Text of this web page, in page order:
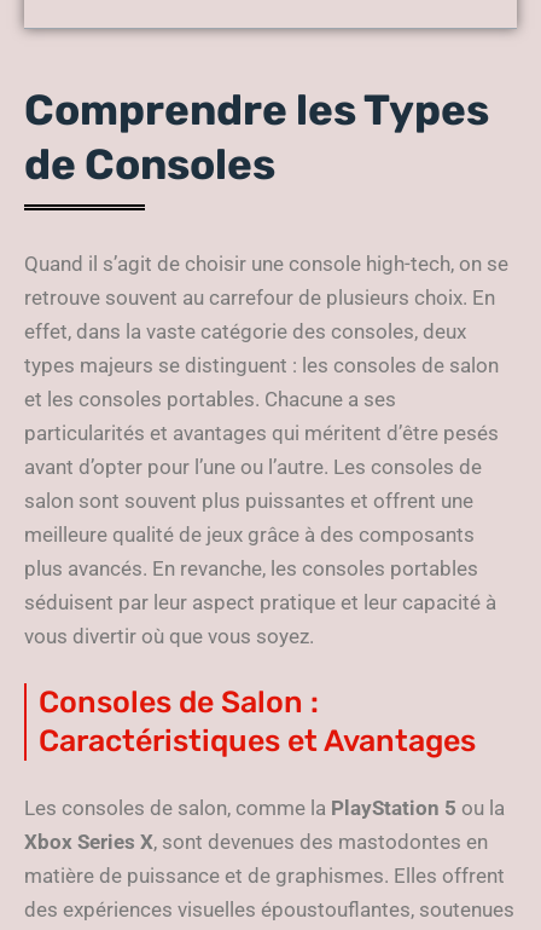
dénicher la perle rare
Comprendre les Types
de Consoles
Quand il s’agit de choisir une console high-tech, on se
retrouve souvent au carrefour de plusieurs choix. En
effet, dans la vaste catégorie des consoles, deux
types majeurs se distinguent : les consoles de salon
et les consoles portables. Chacune a ses
particularités et avantages qui méritent d’être pesés
avant d’opter pour l’une ou l’autre. Les consoles de
salon sont souvent plus puissantes et offrent une
meilleure qualité de jeux grâce à des composants
plus avancés. En revanche, les consoles portables
séduisent par leur aspect pratique et leur capacité à
vous divertir où que vous soyez.
Consoles de Salon :
Caractéristiques et Avantages
Les consoles de salon, comme la PlayStation 5 ou la
Xbox Series X, sont devenues des mastodontes en
matière de puissance et de graphismes. Elles offrent
des expériences visuelles époustouflantes, soutenues